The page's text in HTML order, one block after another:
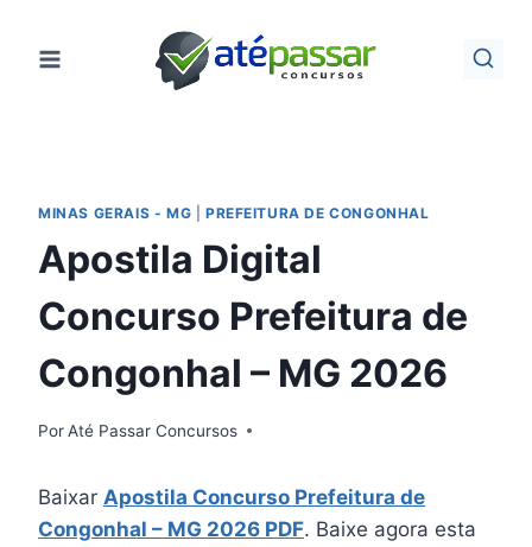
para
MINAS GERAIS - MG PREFEITURA DE CONGONHAL
Apostila Digital
Concurso Prefeitura de
Congonhal – MG 2026
PorAté Passar Concursos
Baixar Apostila Concurso Prefeitura de
Congonhal – MG 2026 PDF. Baixe agora esta